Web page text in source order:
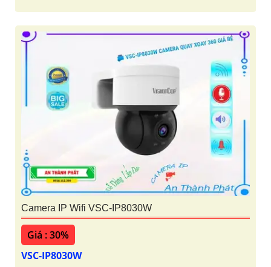
Camera IP Wifi VSC-IP8030W
Giá : 30%
VSC-IP8030W